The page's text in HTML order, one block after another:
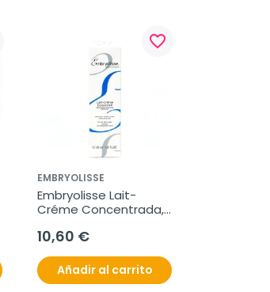
favorite_border
EMBRYOLISSE
Embryolisse Lait-
Créme Concentrada,
10,60 €
Añadir al carrito